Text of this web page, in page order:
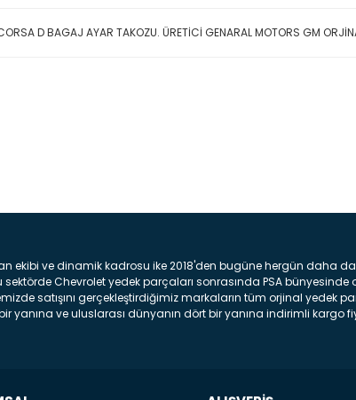
D BAGAJ AYAR TAKOZU. ÜRETİCİ GENARAL MOTORS GM
ekibi ve dinamik kadrosu ike 2018'den bugüne hergün daha
sektörde Chevrolet yedek parçaları sonrasında PSA
satışını gerçekleştirdiğimiz markaların tüm orjinal yedek
yanına ve uluslarası dünyanın dört bir yanına indirimli kargo
: Aracınızın ön kısmında bulunan plastik darbe emici amacı
parçadır . Fren Diski : Aracımızın ön ve arka tekerlerinde